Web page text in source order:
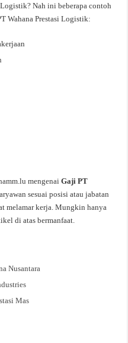
Nah ini beberapa contoh
Wahana Prestasi Logistik:
mengenaiGaji PT
sesuai posisi atau jabatan
melamar kerja. Mungkin hanya
di atas bermanfaat.
Nusantara
Mas